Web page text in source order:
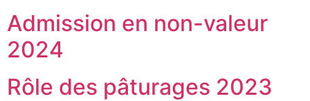
Admission en non-valeur
2024
Rôle des pâturages 2023